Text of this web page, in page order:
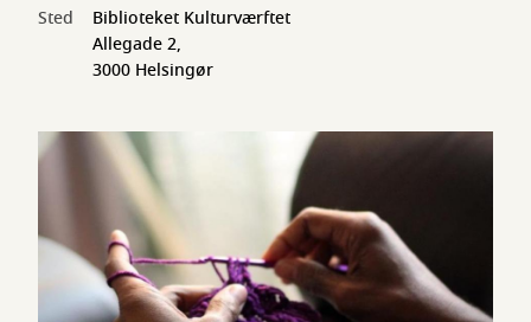
Sted
Biblioteket Kulturværftet
Allegade 2,
3000 Helsingør